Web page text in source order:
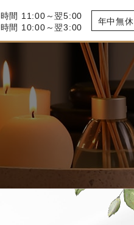
間 11:00～翌5:00
間 10:00～翌3:00
年中無休